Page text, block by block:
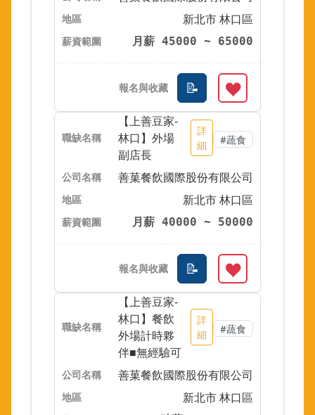
新北市 林口區
月薪 45000 ~ 65000
【上善豆家-
林口】外場
副店長
詳
細
#蔬食
善菓餐飲國際股份有限公司
新北市 林口區
月薪 40000 ~ 50000
【上善豆家-
林口】餐飲
外場計時夥
伴■無經驗可
詳
細
#蔬食
善菓餐飲國際股份有限公司
新北市 林口區